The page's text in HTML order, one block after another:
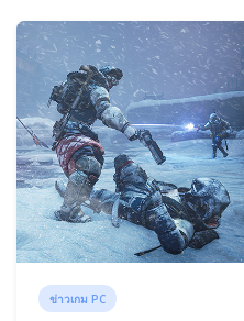
ข่าวเกม PC